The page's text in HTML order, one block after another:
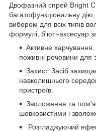
Двофазний спрей Bright
багатофункціональну
вибором для всіх типів
формулі, б'юті-аксесуар
Активне
поживні речовини для
Захист. Засіб
навколишнього
пристроїв.
Зволоження та
шовковистими і
Розгладжуючий